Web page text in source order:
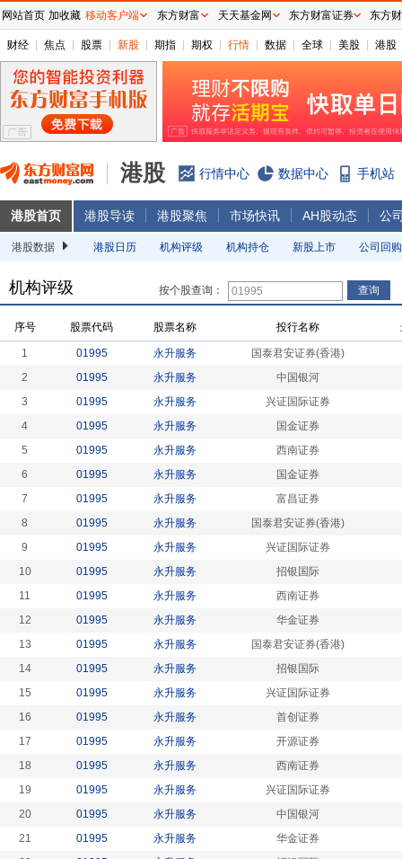
财经 焦点 股票 新股 期指 期权 行情 数据 全球 美股 港股
港股 行情中心 数据中心 手机站
港股首页 港股导读 港股聚焦 市场快讯 AH股动态 公
港股数据 港股日历 机构评级 机构持仓 新股上市 公司回购
机构评级 按个股查询：
序号 股票代码 股票名称 投行名称
1 01995 永升服务
国泰君安证券(香港)
2
01995 永升服务
中国银河
3
01995 永升服务
兴证国际证券
4
01995 永升服务
国金证券
5
01995 永升服务
西南证券
6
01995 永升服务
国金证券
7
01995 永升服务
富昌证券
8
01995 永升服务
国泰君安证券(香港)
9
01995 永升服务
兴证国际证券
10
01995 永升服务
招银国际
11
01995 永升服务
西南证券
12
01995 永升服务
华金证券
13
01995 永升服务
国泰君安证券(香港)
14
01995 永升服务
招银国际
15
01995 永升服务
兴证国际证券
16
01995 永升服务
首创证券
17
01995 永升服务
开源证券
18
01995 永升服务
西南证券
19
01995 永升服务
兴证国际证券
20
01995 永升服务
中国银河
21
01995 永升服务
华金证券
网站首页 加收藏 移动客户端 东方财富 天天基金网 东方财富证券 东方